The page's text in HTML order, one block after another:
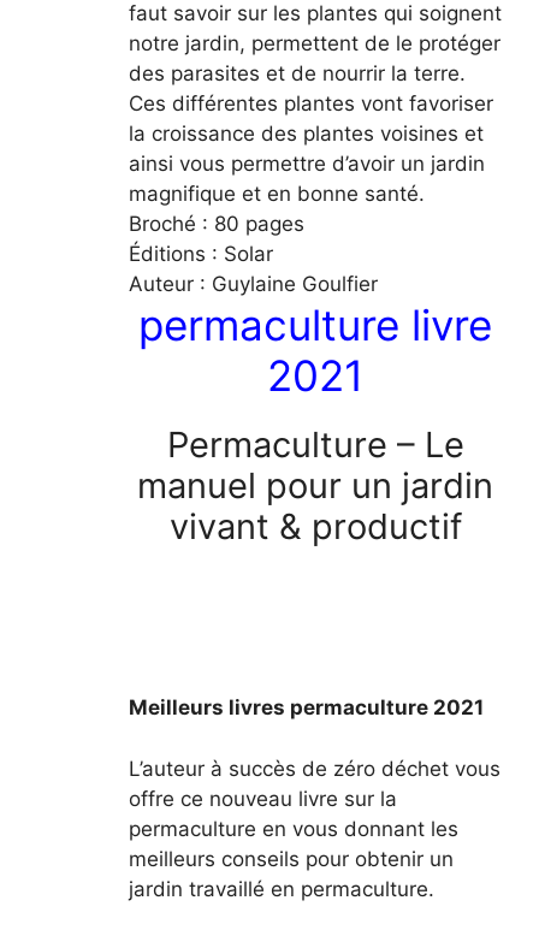
faut savoir sur les plantes qui soignent
notre jardin, permettent de le protéger
des parasites et de nourrir la terre.
Ces différentes plantes vont favoriser
la croissance des plantes voisines et
ainsi vous permettre d’avoir un jardin
magnifique et en bonne santé.
Broché : 80 pages
Éditions : Solar
Auteur : Guylaine Goulfier
permaculture livre
2021
Permaculture – Le
manuel pour un jardin
vivant & productif
Meilleurs livres permaculture 2021
L’auteur à succès de zéro déchet vous
offre ce nouveau livre sur la
permaculture en vous donnant les
meilleurs conseils pour obtenir un
jardin travaillé en permaculture.